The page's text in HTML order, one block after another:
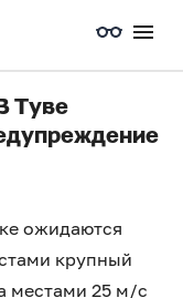
Туве
ожидаются
крупный
местами 25 м/с